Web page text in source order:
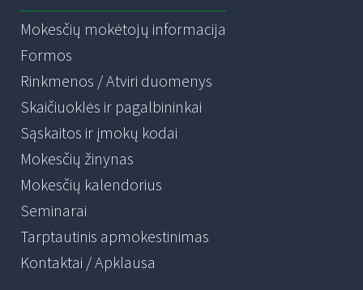
Mokesčių mokėtojų informacija
Formos
Rinkmenos / Atviri duomenys
Skaičiuoklės ir pagalbininkai
Sąskaitos ir įmokų kodai
Mokesčių žinynas
Mokesčių kalendorius
Seminarai
Tarptautinis apmokestinimas
Kontaktai / Apklausa